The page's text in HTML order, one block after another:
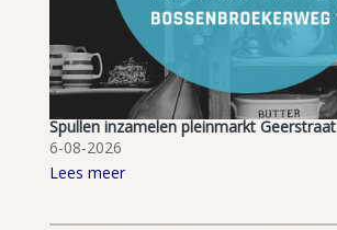
Spullen inzamelen pleinmarkt Geerstraat
6-08-2026
Lees meer